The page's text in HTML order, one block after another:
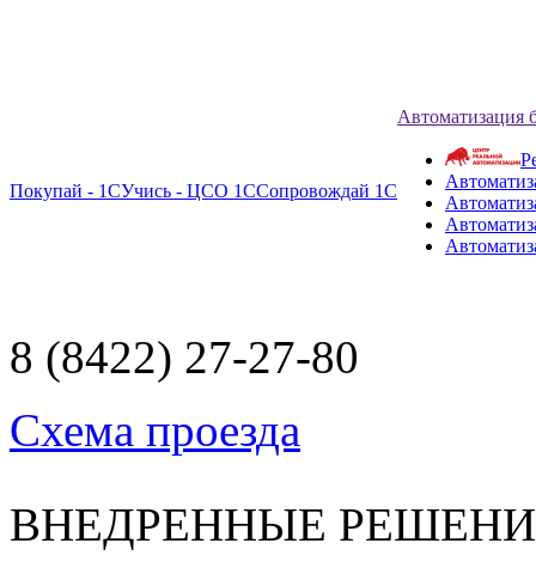
Покупай - 1СУчись - ЦСО 1ССопровождай 1С
Автоматизация
8 (8422) 27-27-80
Схема проезда
ВНЕДРЕННЫЕ